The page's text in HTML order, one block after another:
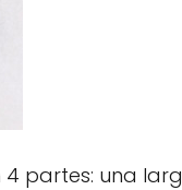
partes: una